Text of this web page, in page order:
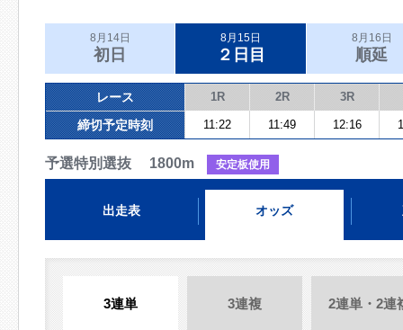
8月14日
初日
8月15日
２日目
8月16日
順延
レース 1R 2R 3R
締切予定時刻 11:22 11:49 12:16
予選特別選抜 1800m 安定板使用
出走表 オッズ
3連単 3連複 2連単・2連